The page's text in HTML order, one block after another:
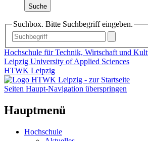
Suche
Suchbox. Bitte Suchbegriff eingeben.
Hochschule für Technik, Wirtschaft und
Leipzig University of Applied Sciences
HTWK Leipzig
Seiten Haupt-Navigation überspringen
Hauptmenü
Hochschule